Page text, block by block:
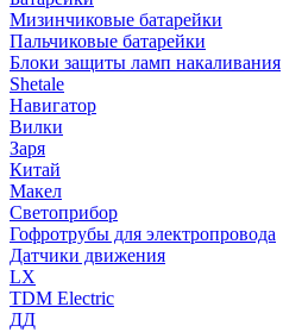
Мизинчиковые батарейки
Пальчиковые батарейки
Блоки защиты ламп накаливания
Shetale
Навигатор
Вилки
Заря
Китай
Макел
Светоприбор
Гофротрубы для электропровода
Датчики движения
LX
TDM Electric
ДД